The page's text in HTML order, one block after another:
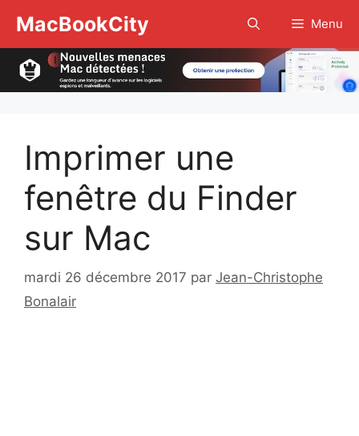
contenu
MacBookCity Menu
Imprimer une
fenêtre du Finder
sur Mac
mardi 26 décembre 2017 par Jean-Christophe
Bonalair